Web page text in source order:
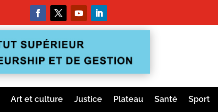
Art et culture Justice Plateau Santé Sport